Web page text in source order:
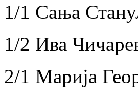
1/1 Сања
1/2 Ива
2/1 Марија